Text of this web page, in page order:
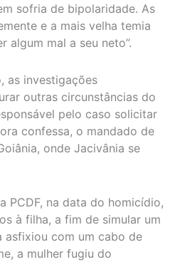
sofria de bipolaridade. As
e a mais velha temia
algum mal a seu neto”.
as investigações
outras circunstâncias do
pelo caso solicitar
confessa, o mandado de
onde Jacivânia se
PCDF, na data do homicídio,
à filha, a fim de simular um
asfixiou com um cabo de
a mulher fugiu do